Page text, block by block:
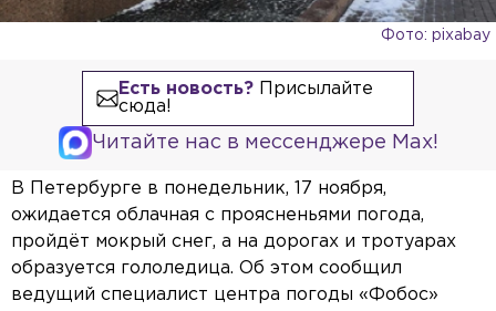
Фото: pixabay
Есть новость?Присылайте
сюда!
Читайте нас в мессенджере Max!
В Петербурге в понедельник, 17 ноября,
ожидается облачная с проясненьями погода,
пройдёт мокрый снег, а на дорогах и тротуарах
образуется гололедица. Об этом сообщил
ведущий специалист центра погоды «Фобос»